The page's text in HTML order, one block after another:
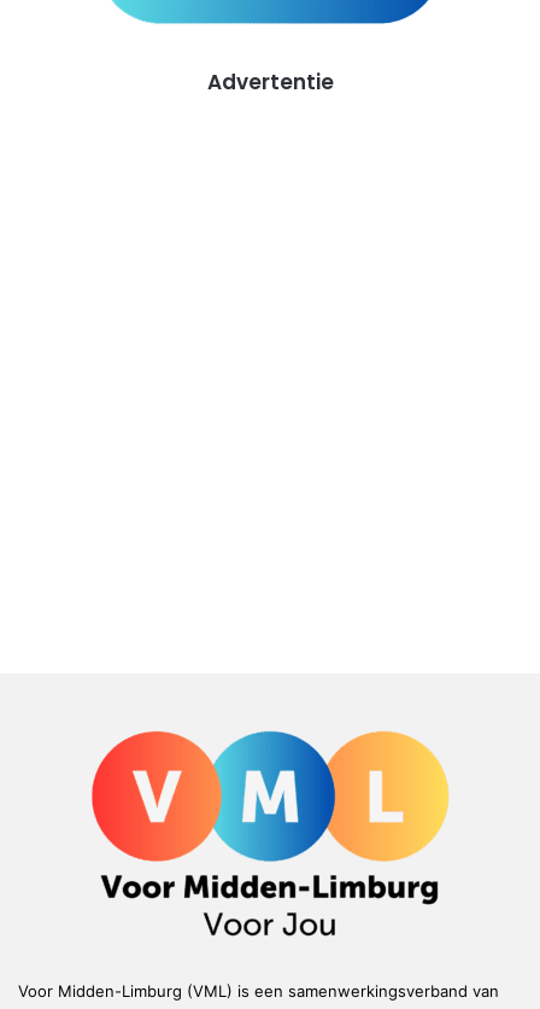
Advertentie
Voor Midden-Limburg (VML) is een samenwerkingsverband van